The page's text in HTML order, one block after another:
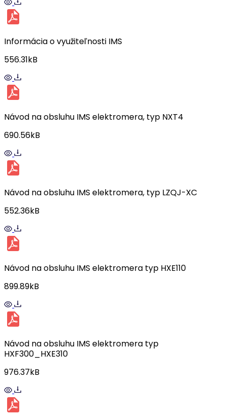
Informácia o využiteľnosti IMS
556.31kB
Návod na obsluhu IMS elektromera, typ NXT4
690.56kB
Návod na obsluhu IMS elektromera, typ LZQJ-XC
552.36kB
Návod na obsluhu IMS elektromera typ HXE110
899.89kB
Návod na obsluhu IMS elektromera typ
HXF300_HXE310
976.37kB